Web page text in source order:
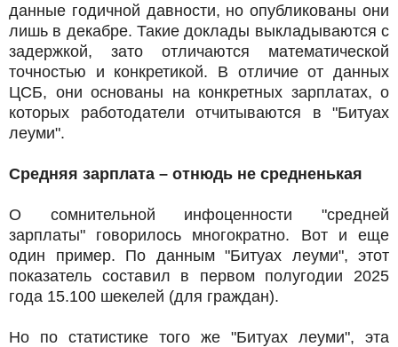
данные годичной давности, но опубликованы они
лишь в декабре. Такие доклады выкладываются с
задержкой, зато отличаются математической
точностью и конкретикой. В отличие от данных
ЦСБ, они основаны на конкретных зарплатах, о
которых работодатели отчитываются в "Битуах
леуми".
Средняя зарплата – отнюдь не средненькая
О сомнительной инфоценности "средней
зарплаты" говорилось многократно. Вот и еще
один пример. По данным "Битуах леуми", этот
показатель составил в первом полугодии 2025
года 15.100 шекелей (для граждан).
Но по статистике того же "Битуах леуми", эта